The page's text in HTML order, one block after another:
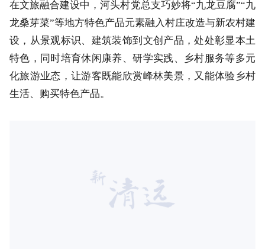
在文旅融合建设中，河头村党总支巧妙将“九龙豆腐”“九
龙桑芽菜”等地方特色产品元素融入村庄改造与新农村建
设，从景观标识、建筑装饰到文创产品，处处彰显本土
特色，同时培育休闲康养、研学实践、乡村服务等多元
化旅游业态，让游客既能欣赏峰林美景，又能体验乡村
生活、购买特色产品。